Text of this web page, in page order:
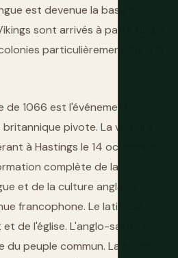
est devenue la base de
sont arrivés à partir du 9e
particulièrement dans le
1066 est l'événement
pivote. La victoire
à Hastings le 14 octobre a
complète de la
et de la culture anglaise.
francophone. Le latin est
de l'église. L'anglo-saxon a
peuple commun. La fusion